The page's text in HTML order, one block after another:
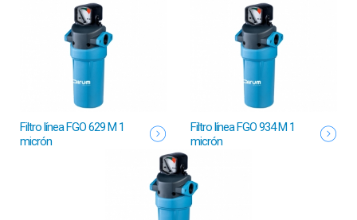
Filtro línea FGO 629 M 1
micrón
Filtro línea FGO 934 M 1
micrón